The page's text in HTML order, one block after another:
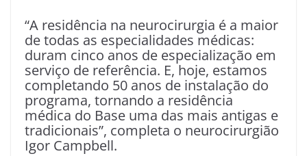
“A residência na neurocirurgia é a maior
de todas as especialidades médicas:
duram cinco anos de especialização em
serviço de referência. E, hoje, estamos
completando 50 anos de instalação do
programa, tornando a residência
médica do Base uma das mais antigas e
tradicionais”, completa o neurocirurgião
Igor Campbell.